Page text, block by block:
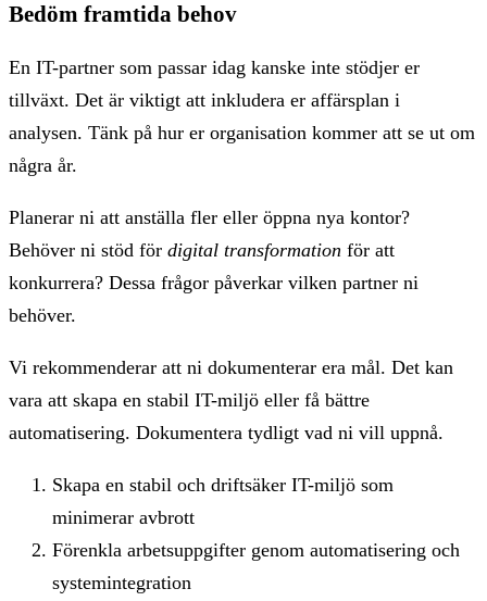
Bedöm framtida behov
En IT-partner som passar idag kanske inte stödjer er
tillväxt. Det är viktigt att inkludera er affärsplan i
analysen. Tänk på hur er organisation kommer att se ut om
några år.
Planerar ni att anställa fler eller öppna nya kontor?
Behöver ni stöd för digital transformation för att
konkurrera? Dessa frågor påverkar vilken partner ni
behöver.
Vi rekommenderar att ni dokumenterar era mål. Det kan
vara att skapa en stabil IT-miljö eller få bättre
automatisering. Dokumentera tydligt vad ni vill uppnå.
Skapa en stabil och driftsäker IT-miljö som
minimerar avbrott
Förenkla arbetsuppgifter genom automatisering och
systemintegration